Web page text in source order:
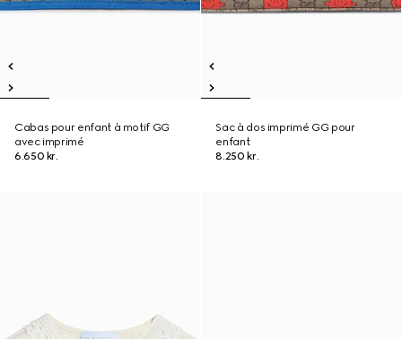
Cabas pour enfant à motif GG
avec imprimé
6.650 kr.
Sac à dos imprimé GG pour
enfant
8.250 kr.